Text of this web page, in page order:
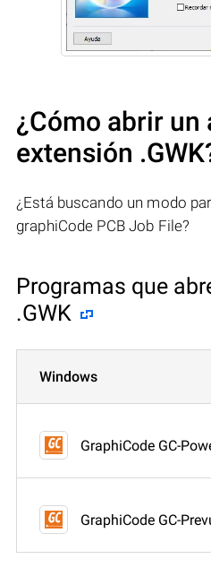
¿Cómo abrir un
extensión
¿Está buscando un modo
graphiCode PCB Job File?
Programas que
.GWK
Windows
GraphiCode GC-
GraphiCode GC-